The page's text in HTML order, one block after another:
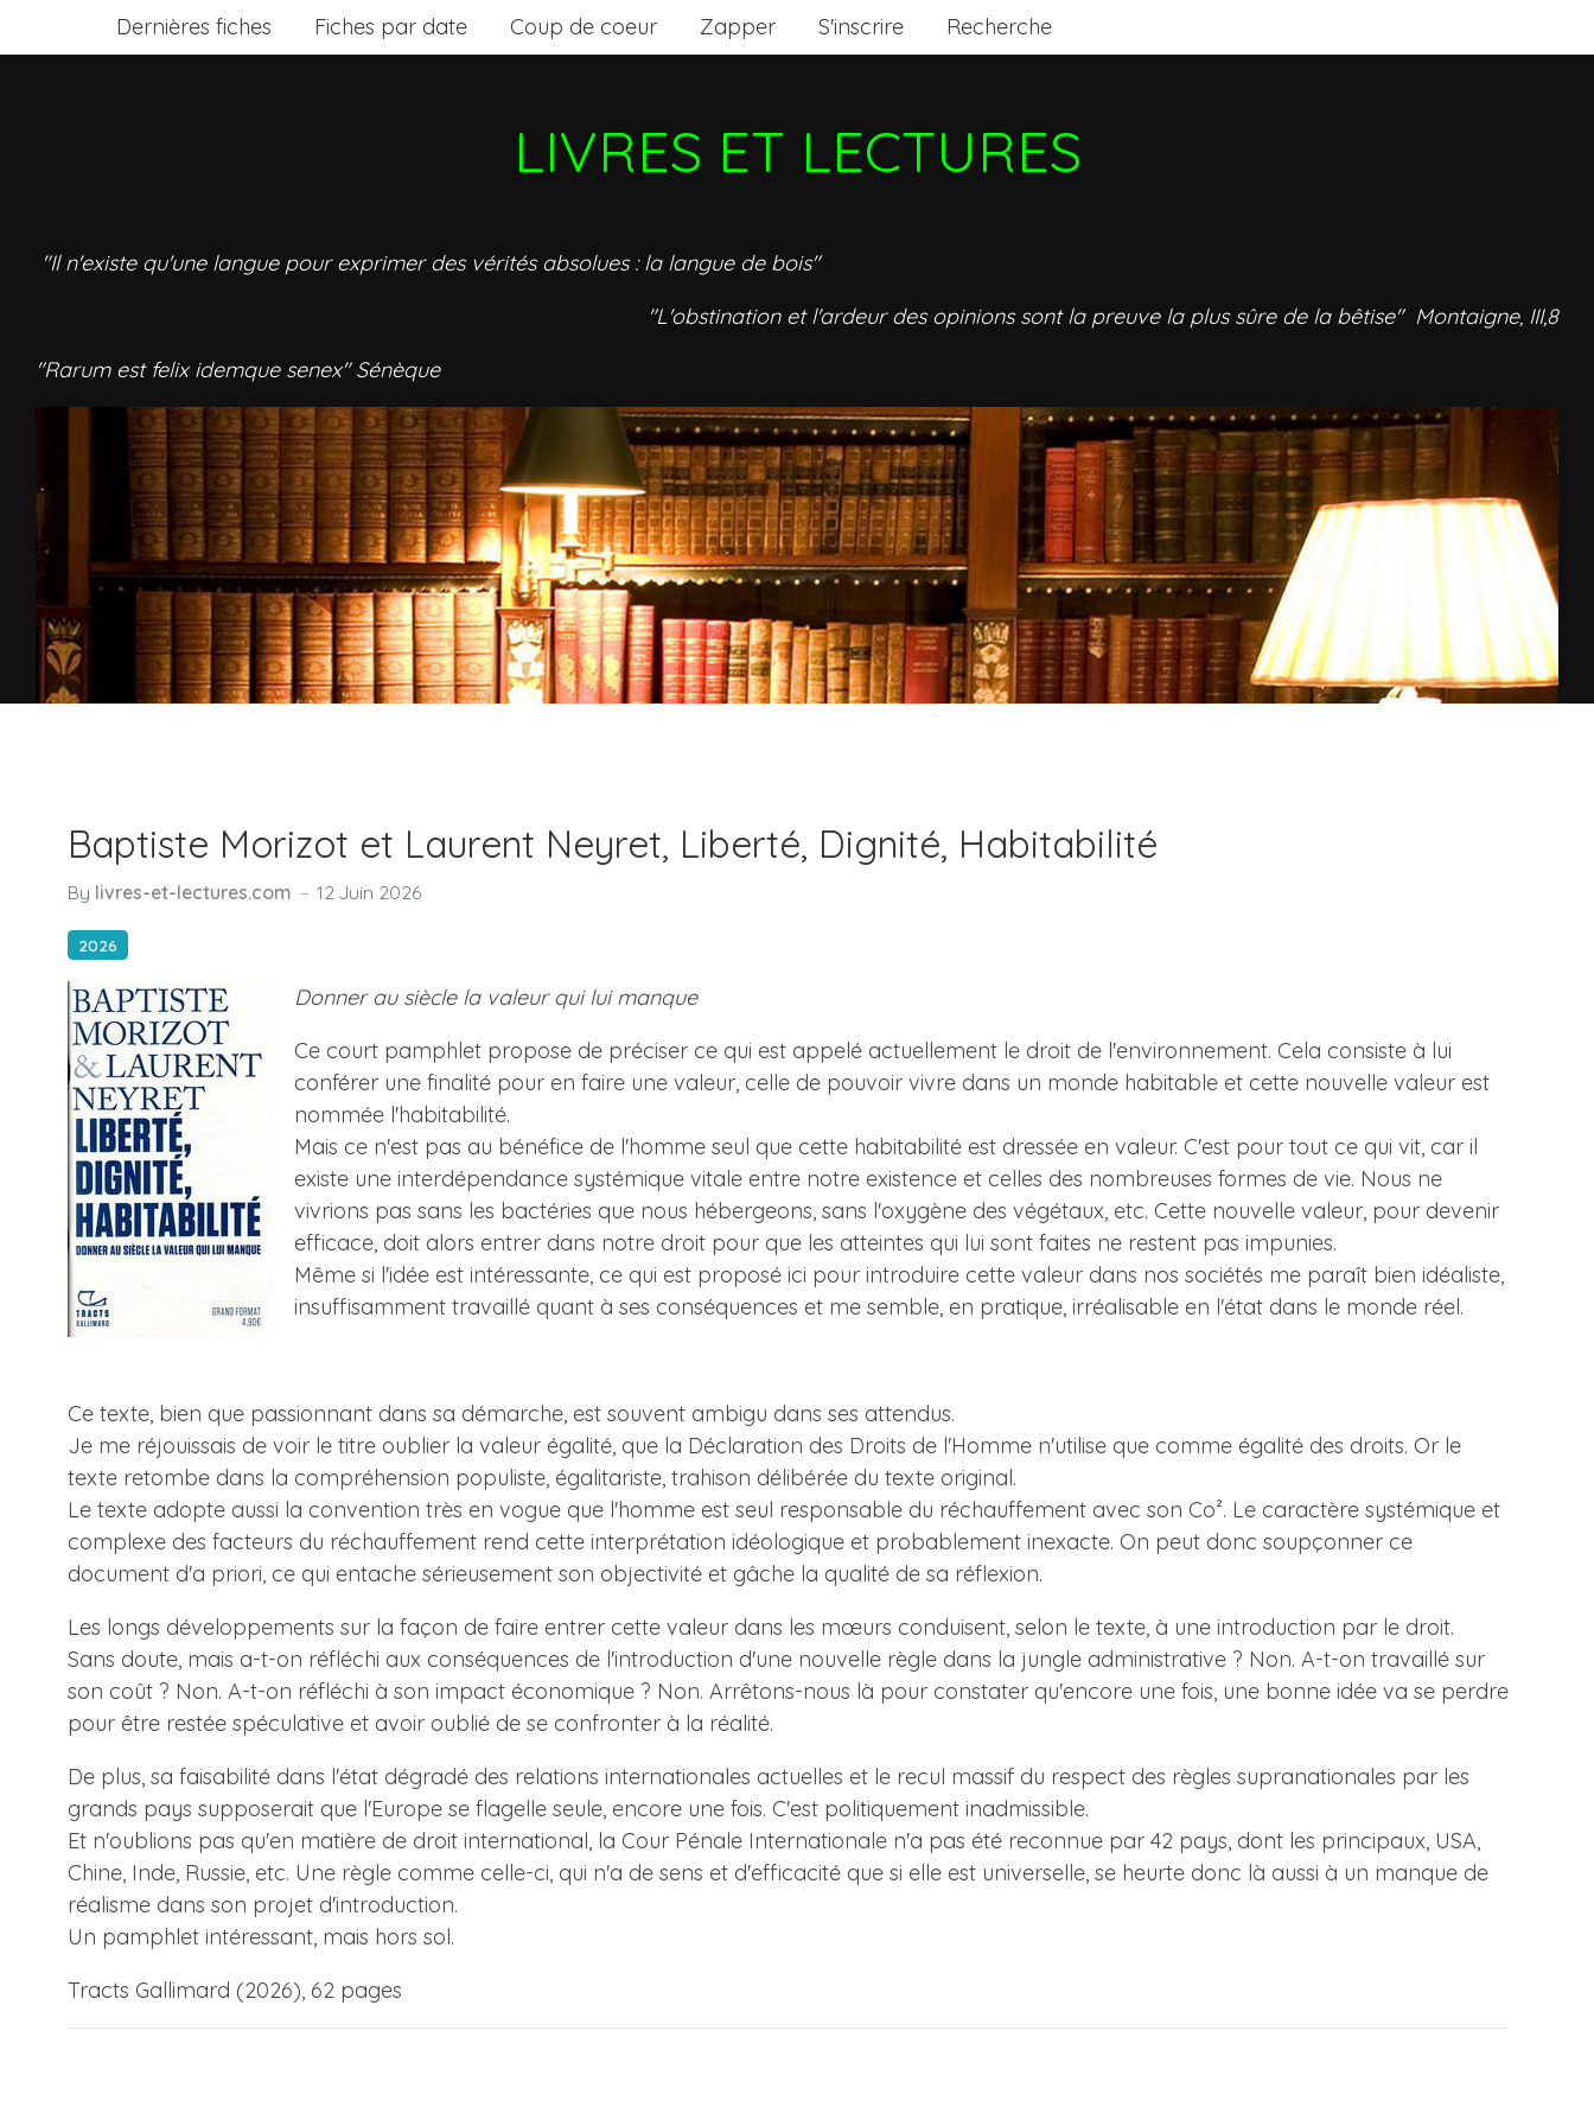
Dernières fiches Fiches par date Coup de coeur Zapper S'inscrire Recherche
LIVRES ET LECTURES
"Il n'existe qu'une langue pour exprimer des vérités absolues : la langue de bois"
"L'obstination et l'ardeur des opinions sont la preuve la plus sûre de la bêtise" Montaigne, III,8
"Rarum est felix idemque senex" Sénèque
Baptiste Morizot et Laurent Neyret, Liberté, Dignité, Habitabilité
By livres-et-lectures.com 12 Juin 2026
2026
Donner au siècle la valeur qui lui manque
Ce court pamphlet propose de préciser ce qui est appelé actuellement le droit de l'environnement. Cela consiste à lui
conférer une finalité pour en faire une valeur, celle de pouvoir vivre dans un monde habitable et cette nouvelle valeur est
nommée l'habitabilité.
Mais ce n'est pas au bénéfice de l'homme seul que cette habitabilité est dressée en valeur. C'est pour tout ce qui vit, car il
existe une interdépendance systémique vitale entre notre existence et celles des nombreuses formes de vie. Nous ne
vivrions pas sans les bactéries que nous hébergeons, sans l'oxygène des végétaux, etc. Cette nouvelle valeur, pour devenir
efficace, doit alors entrer dans notre droit pour que les atteintes qui lui sont faites ne restent pas impunies.
Même si l'idée est intéressante, ce qui est proposé ici pour introduire cette valeur dans nos sociétés me paraît bien idéaliste,
insuffisamment travaillé quant à ses conséquences et me semble, en pratique, irréalisable en l'état dans le monde réel.
Ce texte, bien que passionnant dans sa démarche, est souvent ambigu dans ses attendus.
Je me réjouissais de voir le titre oublier la valeur égalité, que la Déclaration des Droits de l'Homme n'utilise que comme égalité des droits. Or le
texte retombe dans la compréhension populiste, égalitariste, trahison délibérée du texte original.
Le texte adopte aussi la convention très en vogue que l'homme est seul responsable du réchauffement avec son Co². Le caractère systémique et
complexe des facteurs du réchauffement rend cette interprétation idéologique et probablement inexacte. On peut donc soupçonner ce
document d'a priori, ce qui entache sérieusement son objectivité et gâche la qualité de sa réflexion.
Les longs développements sur la façon de faire entrer cette valeur dans les mœurs conduisent, selon le texte, à une introduction par le droit.
Sans doute, mais a-t-on réfléchi aux conséquences de l'introduction d'une nouvelle règle dans la jungle administrative ? Non. A-t-on travaillé sur
son coût ? Non. A-t-on réfléchi à son impact économique ? Non. Arrêtons-nous là pour constater qu'encore une fois, une bonne idée va se perdre
pour être restée spéculative et avoir oublié de se confronter à la réalité.
De plus, sa faisabilité dans l'état dégradé des relations internationales actuelles et le recul massif du respect des règles supranationales par les
grands pays supposerait que l'Europe se flagelle seule, encore une fois. C'est politiquement inadmissible.
Et n'oublions pas qu'en matière de droit international, la Cour Pénale Internationale n'a pas été reconnue par 42 pays, dont les principaux, USA,
Chine, Inde, Russie, etc. Une règle comme celle-ci, qui n'a de sens et d'efficacité que si elle est universelle, se heurte donc là aussi à un manque de
réalisme dans son projet d'introduction.
Un pamphlet intéressant, mais hors sol.
Tracts Gallimard (2026), 62 pages